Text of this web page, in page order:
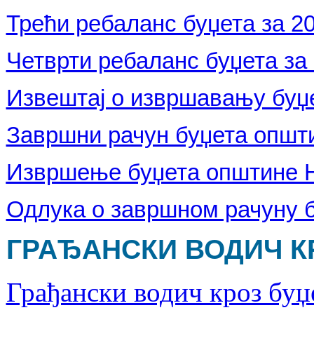
Трећи ребаланс буџета за
Четврти ребаланс буџета за
Извештај о извршавању
Завршни рачун буџета
Извршење буџета општине
Одлука о завршном рачуну
ГРАЂАНСКИ ВОДИЧ
Грађански водич кроз